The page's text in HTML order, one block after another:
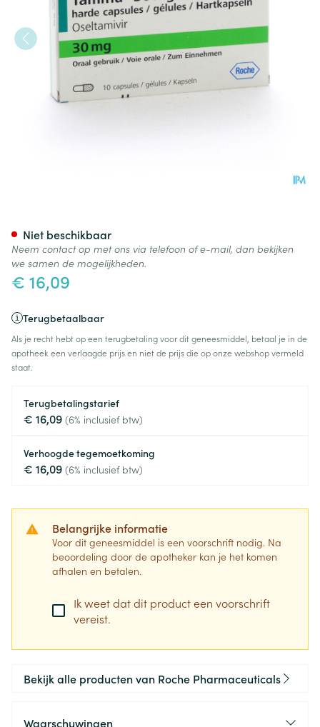
€ 16,09
Terugbetaalbaar
Als je recht hebt op een terugbetaling voor dit geneesmiddel, betaal je in de
apotheek een verlaagde prijs en niet de prijs die op onze webshop vermeld
staat.
Terugbetalingstarief
€ 16,09 (6% inclusief btw)
Verhoogde tegemoetkoming
€ 16,09 (6% inclusief btw)
Belangrijke informatie
Voor dit geneesmiddel is een voorschrift nodig. Na
beoordeling door de apotheker kan je het komen
afhalen en betalen.
Ik weet dat dit product een voorschrift
vereist.
Niet beschikbaar
Neem contact op met ons via telefoon of e-mail, dan bekijken
we samen de mogelijkheden.
Bekijk alle producten van Roche Pharmaceuticals
Waarschuwingen